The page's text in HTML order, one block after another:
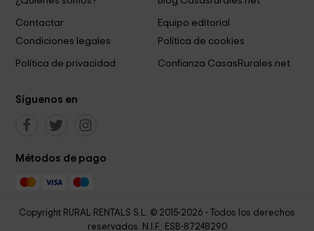
Contactar
Equipo editorial
Condiciones legales
Política de cookies
Política de privacidad Confianza CasasRurales.net
Síguenos en
Métodos de pago
Copyright RURAL RENTALS S.L. © 2015-2026 - Todos los derechos
reservados. N.I.F.: ESB-87248290